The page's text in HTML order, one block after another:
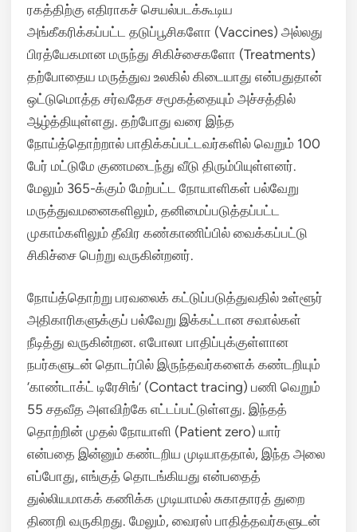
ரகத்திற்கு எதிராகச் செயல்படக்கூடிய
அங்கீகரிக்கப்பட்ட தடுப்பூசிகளோ (Vaccines) அல்லது
பிரத்யேகமான மருந்து சிகிச்சைகளோ (Treatments)
தற்போதைய மருத்துவ உலகில் கிடையாது என்பதுதான்
ஒட்டுமொத்த சர்வதேச சமூகத்தையும் அச்சத்தில்
ஆழ்த்தியுள்ளது. தற்போது வரை இந்த
நோய்த்தொற்றால் பாதிக்கப்பட்டவர்களில் வெறும் 100
பேர் மட்டுமே குணமடைந்து வீடு திரும்பியுள்ளனர்.
மேலும் 365-க்கும் மேற்பட்ட நோயாளிகள் பல்வேறு
மருத்துவமனைகளிலும், தனிமைப்படுத்தப்பட்ட
முகாம்களிலும் தீவிர கண்காணிப்பில் வைக்கப்பட்டு
சிகிச்சை பெற்று வருகின்றனர்.
நோய்த்தொற்று பரவலைக் கட்டுப்படுத்துவதில் உள்ளூர்
அதிகாரிகளுக்குப் பல்வேறு இக்கட்டான சவால்கள்
நீடித்து வருகின்றன. எபோலா பாதிப்புக்குள்ளான
நபர்களுடன் தொடர்பில் இருந்தவர்களைக் கண்டறியும்
‘காண்டாக்ட் டிரேசிங்’ (Contact tracing) பணி வெறும்
55 சதவீத அளவிற்கே எட்டப்பட்டுள்ளது. இந்தத்
தொற்றின் முதல் நோயாளி (Patient zero) யார்
என்பதை இன்னும் கண்டறிய முடியாததால், இந்த அலை
எப்போது, எங்குத் தொடங்கியது என்பதைத்
துல்லியமாகக் கணிக்க முடியாமல் சுகாதாரத் துறை
திணறி வருகிறது. மேலும், வைரஸ் பாதித்தவர்களுடன்